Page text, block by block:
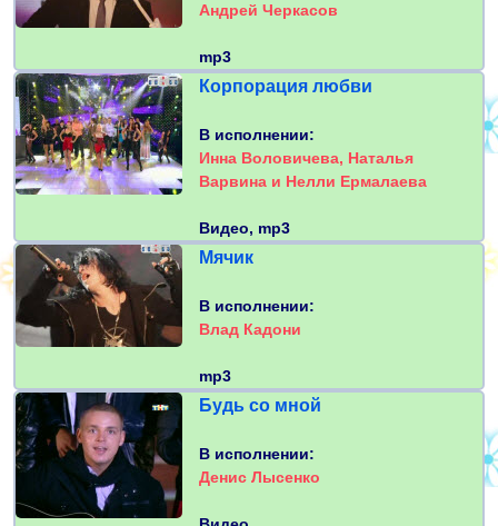
Андрей Черкасов
mp3
Корпорация любви
В исполнении:
Инна Воловичева, Наталья
Варвина и Нелли Ермалаева
Видео, mp3
Мячик
В исполнении:
Влад Кадони
mp3
Будь со мной
В исполнении:
Денис Лысенко